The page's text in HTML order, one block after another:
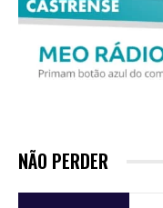
NÃO PERDER